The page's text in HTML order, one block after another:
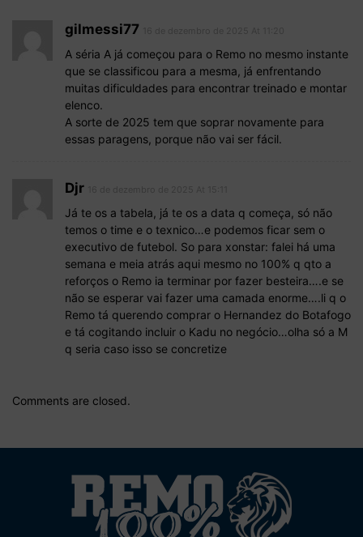
gilmessi77
A séria A já começou para o Remo no mesmo instante
que se classificou para a mesma, já enfrentando
muitas dificuldades para encontrar treinado e montar
elenco.
A sorte de 2025 tem que soprar novamente para
essas paragens, porque não vai ser fácil.
Djr
Já te os a tabela, já te os a data q começa, só não
temos o time e o texnico…e podemos ficar sem o
executivo de futebol. So para xonstar: falei há uma
semana e meia atrás aqui mesmo no 100% q qto a
reforços o Remo ia terminar por fazer besteira….e se
não se esperar vai fazer uma camada enorme….li q o
Remo tá querendo comprar o Hernandez do Botafogo
e tá cogitando incluir o Kadu no negócio…olha só a M
q seria caso isso se concretize
Comments are closed.